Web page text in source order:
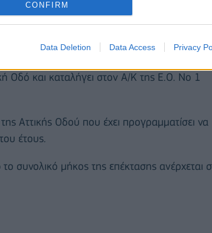
CONFIRM
Data Deletion Data Access Privacy
του τμήματος 3,8 χιλιομέτρων της
Οδό και καταλήγει στον Α/Κ της Ε.Ο. Νο 1
Αττικής Οδού που έχει προγραμματίσει να
έτους.
συνολικό μήκος της επέκτασης ανέρχεται